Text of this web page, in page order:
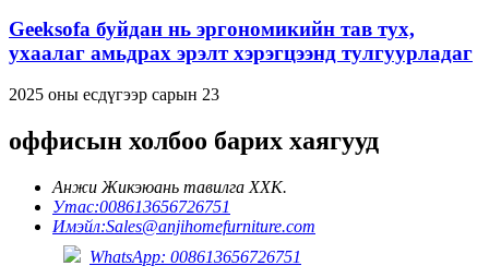
Geeksofa буйдан нь эргономикийн тав тух,
ухаалаг амьдрах эрэлт хэрэгцээнд тулгуурладаг
2025 оны есдүгээр сарын 23
оффисын холбоо барих хаягууд
Анжи Жикэюань тавилга ХХК.
Утас:008613656726751
Имэйл:Sales@anjihomefurniture.com
WhatsApp: 008613656726751